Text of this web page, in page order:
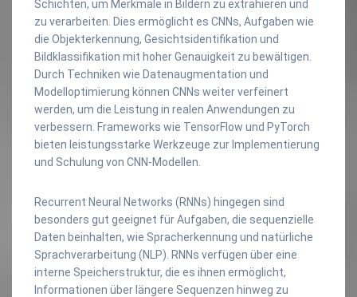
Schichten, um Merkmale in Bildern zu extrahieren und
zu verarbeiten. Dies ermöglicht es CNNs, Aufgaben wie
die Objekterkennung, Gesichtsidentifikation und
Bildklassifikation mit hoher Genauigkeit zu bewältigen.
Durch Techniken wie Datenaugmentation und
Modelloptimierung können CNNs weiter verfeinert
werden, um die Leistung in realen Anwendungen zu
verbessern. Frameworks wie TensorFlow und PyTorch
bieten leistungsstarke Werkzeuge zur Implementierung
und Schulung von CNN-Modellen.
Recurrent Neural Networks (RNNs) hingegen sind
besonders gut geeignet für Aufgaben, die sequenzielle
Daten beinhalten, wie Spracherkennung und natürliche
Sprachverarbeitung (NLP). RNNs verfügen über eine
interne Speicherstruktur, die es ihnen ermöglicht,
Informationen über längere Sequenzen hinweg zu